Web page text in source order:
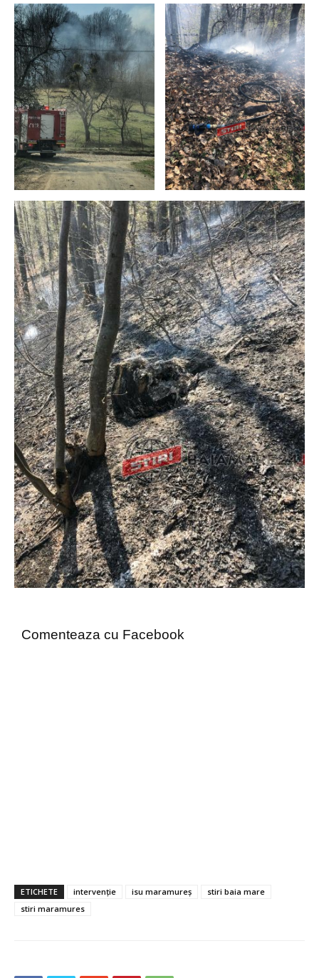
Comenteaza cu Facebook
ETICHETE intervenție isu maramureș
stiri baia mare
stiri maramures